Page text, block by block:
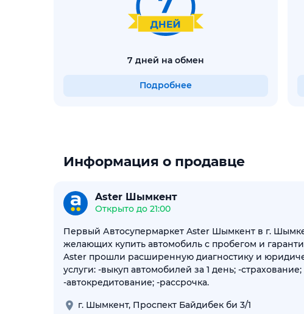
7 дней на обмен
Подробнее
Информация о продавце
Aster Шымкент
Открыто до 21:00
Первый Автосупермаркет Aster Шымкент в г.
желающих купить автомобиль с пробегом и
Aster прошли расширенную диагностику и
услуги: -выкуп автомобилей за 1 день; -
-автокредитование; -рассрочка.
г. Шымкент, Проспект Байдибек би 3/1